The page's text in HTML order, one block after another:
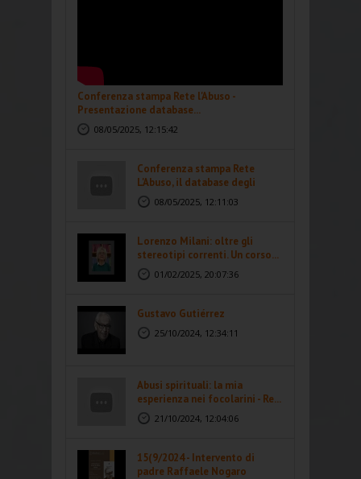
Conferenza stampa Rete l'Abuso -
Presentazione database...
08/05/2025, 12:15:42
Conferenza stampa Rete
L'Abuso, il database degli
abusi...08/05/2025, 12:11:03
Lorenzo Milani: oltre gli
stereotipi correnti. Un corso...
01/02/2025, 20:07:36
Gustavo Gutiérrez
25/10/2024, 12:34:11
Abusi spirituali: la mia
esperienza nei focolarini - Re...
21/10/2024, 12:04:06
15(9/2024 - Intervento di
padre Raffaele Nogaro